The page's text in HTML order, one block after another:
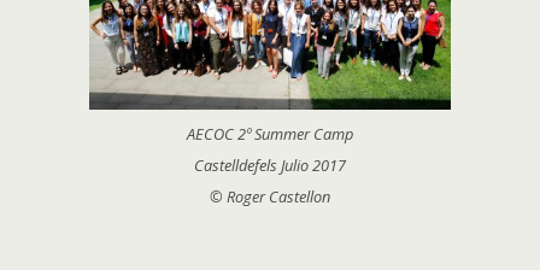
AECOC 2º Summer Camp
Castelldefels Julio 2017
© Roger Castellon